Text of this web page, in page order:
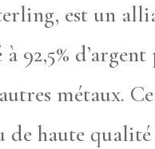
est un
à 92,5%
métaux. Ce
de haute qualité